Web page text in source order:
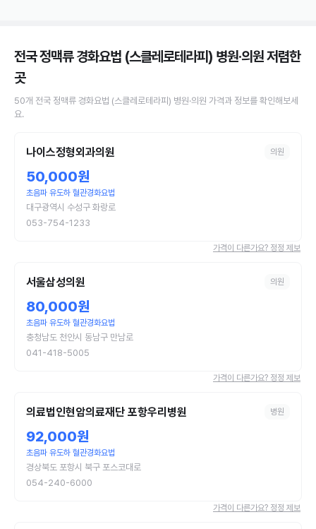
전국 정맥류 경화요법 (스클레로테라피) 병원·의원저렴한
곳
50개 전국 정맥류 경화요법 (스클레로테라피) 병원·의원 가격과 정보를 확인해보세
요.
나이스정형외과의원 의원
50,000원
초음파 유도하 혈관경화요법
대구광역시 수성구 화랑로
053-754-1233
가격이 다른가요? 정정 제보
서울삼성의원 의원
80,000원
초음파 유도하 혈관경화요법
충청남도 천안시 동남구 만남로
041-418-5005
가격이 다른가요? 정정 제보
의료법인현암의료재단 포항우리병원 병원
92,000원
초음파 유도하 혈관경화요법
경상북도 포항시 북구 포스코대로
054-240-6000
가격이 다른가요? 정정 제보